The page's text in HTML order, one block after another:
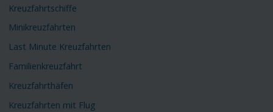
Kreuzfahrtschiffe
Minikreuzfahrten
Last Minute Kreuzfahrten
Familienkreuzfahrt
Kreuzfahrthäfen
Kreuzfahrten mit Flug